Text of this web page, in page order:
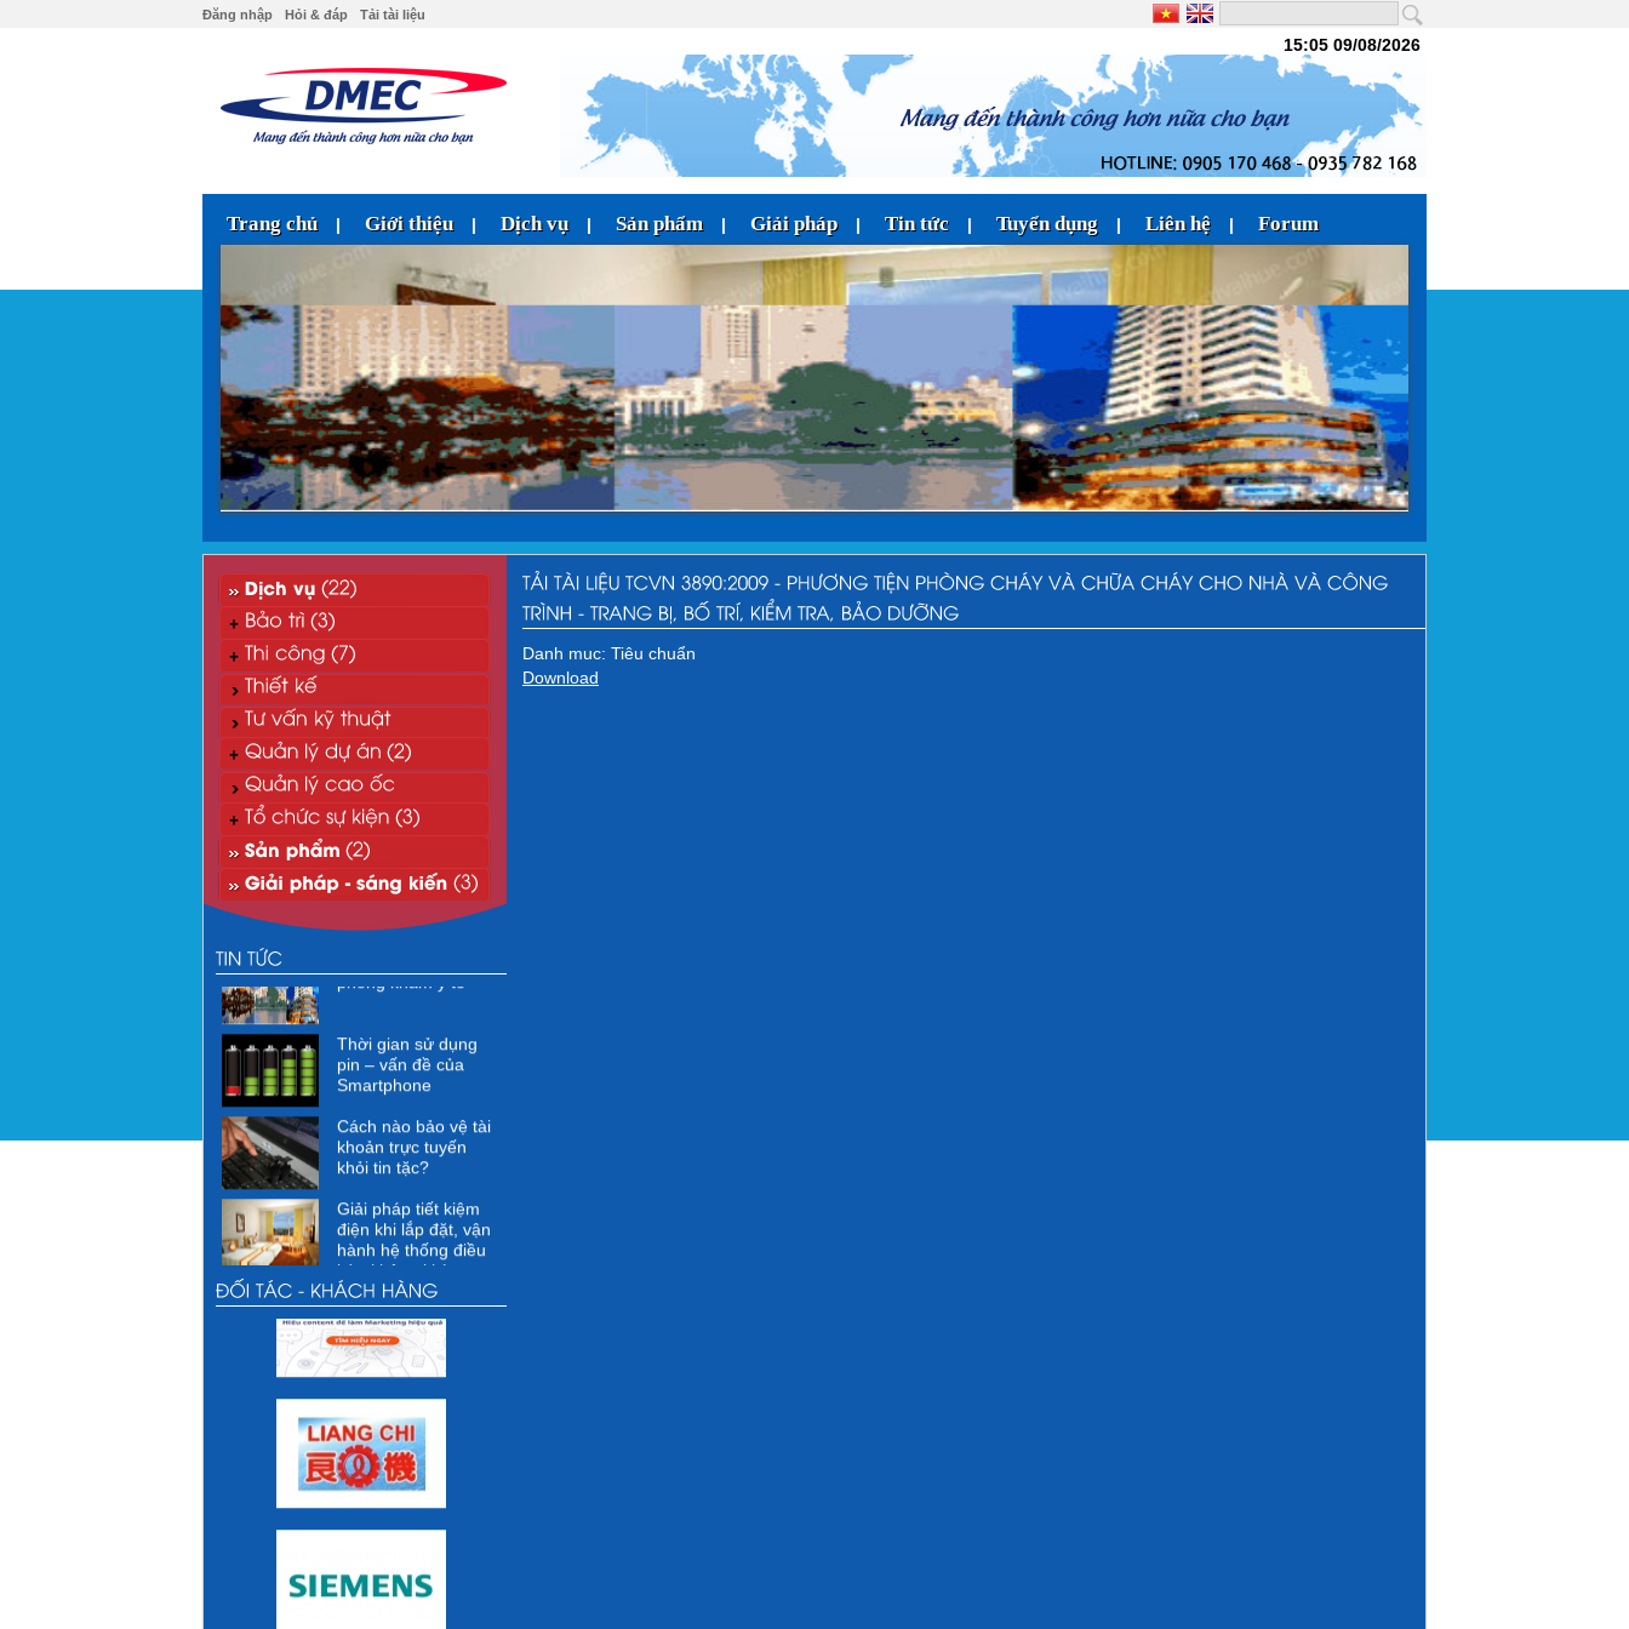
Đăng nhập Hỏi & đáp Tải tài liệu
15:05 09/08/2026
Trang chủ | Giới thiệu | Dịch vụ | Sản phẩm | Giải pháp | Tin tức | Tuyển dụng | Liên hệ | Forum
trường CNTT
phòng khám y tế
pin – vấn đề của
Smartphone
khoản trực tuyến
khỏi tin tặc?
Giải pháp tiết kiệm
điện khi lắp đặt, vận
hành hệ thống điều
hòa không khí
Các giải pháp kỹ
thuật cho việc tiết
kiệm điện
Các hoạt động xã hội
Các hoạt động vì
cộng đồng dự kiến
thực hiện
Các hoạt động của
Danh muc: Tiêu chuẩn
Download